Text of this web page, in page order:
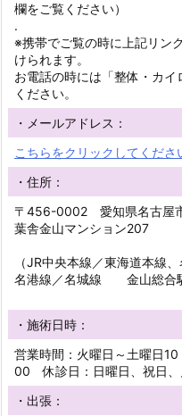
欄をご覧ください）
.
※携帯でご覧の時に上記リン
けられます。
お電話の時には「整体・カ
ください。
・メールアドレス：
こちらをクリックしてくださ
・住所：
〒456-0002 愛知県名古屋
葉舎金山マンション207
（JR中央本線／東海道本線
名港線／名城線 金山総合駅
・施術日時：
営業時間：火曜日～土曜日
00 休診日：日曜日、祝日、
・出張：